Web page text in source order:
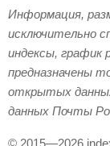
Информация,
исключительно
индексы, график
предназначены
открытых
данных Почты
© 2015—2026